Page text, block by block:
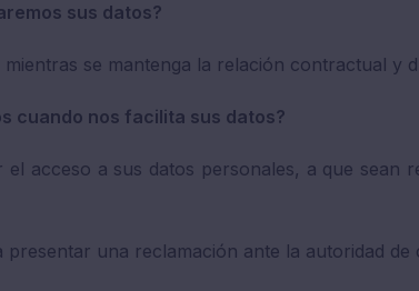
sus datos?
se mantenga la relación contractual
cuando nos facilita sus datos?
el acceso a sus datos personales, a que
presentar una reclamación ante la autoridad